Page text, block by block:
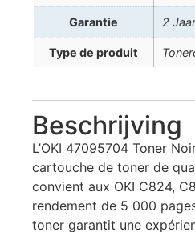
Garantie 2 Jaar
Type de produit
Beschrijving
L’OKI 47095704 Toner
cartouche de toner de
convient aux OKI C824,
rendement de 5 000
toner garantit une